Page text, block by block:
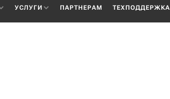
УСЛУГИ ПАРТНЕРАМ ТЕХПОДДЕРЖКА